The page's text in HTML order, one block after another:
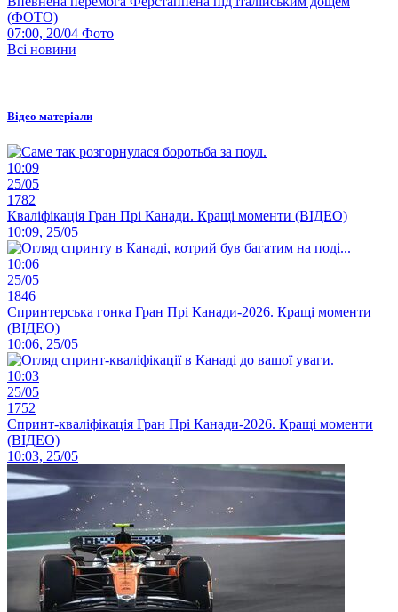
(ФОТО)
07:00, 20/04 Фото
Всі новини
Відео матеріали
10:09
25/05
1782
Кваліфікація Гран Прі Канади. Кращі моменти (ВІДЕО)
10:09, 25/05
10:06
25/05
1846
Спринтерська гонка Гран Прі Канади-2026. Кращі моменти
(ВІДЕО)
10:06, 25/05
10:03
25/05
1752
Спринт-кваліфікація Гран Прі Канади-2026. Кращі моменти
(ВІДЕО)
10:03, 25/05